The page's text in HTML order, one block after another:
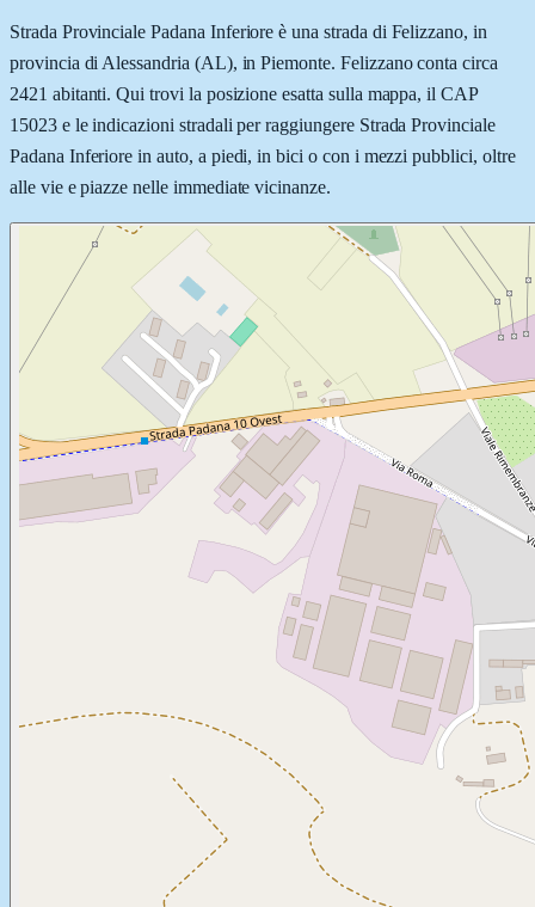
Strada Provinciale Padana Inferiore è una strada di Felizzano, in
provincia di Alessandria (AL), in Piemonte. Felizzano conta circa
2421 abitanti. Qui trovi la posizione esatta sulla mappa, il CAP
15023 e le indicazioni stradali per raggiungere Strada Provinciale
Padana Inferiore in auto, a piedi, in bici o con i mezzi pubblici, oltre
alle vie e piazze nelle immediate vicinanze.